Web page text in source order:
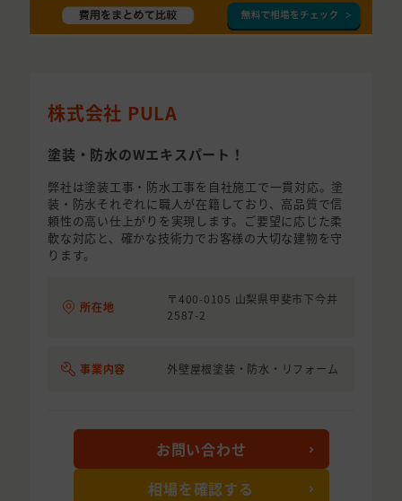
株式会社 PULA
塗装・防水のWエキスパート！
弊社は塗装工事・防水工事を自社施工で一貫対応。塗
装・防水それぞれに職人が在籍しており、高品質で信
頼性の高い仕上がりを実現します。ご要望に応じた柔
軟な対応と、確かな技術力でお客様の大切な建物を守
ります。
所在地
〒400-0105 山梨県甲斐市下今井
2587-2
事業内容 外壁屋根塗装・防水・リフォーム
お問い合わせ
相場を確認する